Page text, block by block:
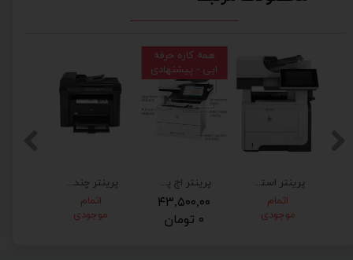
پرینتر چندکاره لیزری اچ پی مدل M1536DNF
اتمام
موجودی
پرینتر اچ پی M527dn چندکاره استوک HP LaserJet pro M527
۴۳,۵۰۰,۰۰
۰ تومان
همه کاره حرفه
ایی - پیشنهادی
پرینتر استوک اچ پی مدل M525dn برق 220ولت فابریک کم کار
اتمام
موجودی